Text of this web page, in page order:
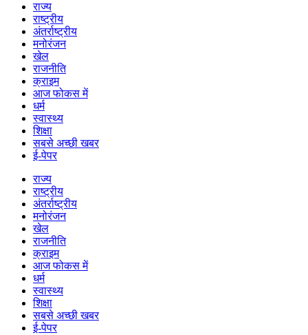
राज्य
राष्ट्रीय
अंतर्राष्ट्रीय
मनोरंजन
खेल
राजनीति
क्राइम
आज फोकस में
धर्म
स्वास्थ्य
शिक्षा
सबसे अच्छी खबर
ई-पेपर
राज्य
राष्ट्रीय
अंतर्राष्ट्रीय
मनोरंजन
खेल
राजनीति
क्राइम
आज फोकस में
धर्म
स्वास्थ्य
शिक्षा
सबसे अच्छी खबर
ई-पेपर